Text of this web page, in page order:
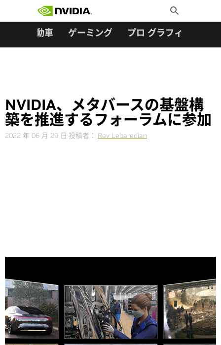
Toggle
Search
自動車 ゲーミング プロ グラフィックス
NVIDIA、メタバースの基盤構
築を推進するフォーラムに参加
2022 年 06 月 29 日 投稿者： Rev Lebaredian